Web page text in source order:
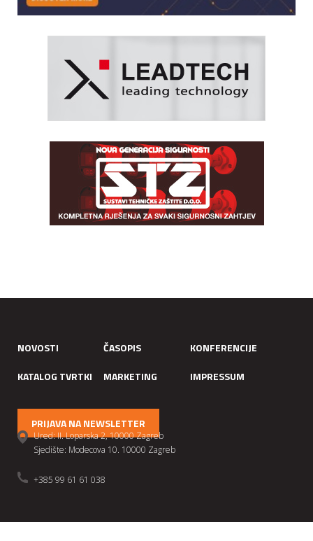
NOVOSTI ČASOPIS
KONFERENCIJE
KATALOG TVRTKI
MARKETING IMPRESSUM
PRIJAVA NA NEWSLETTER
Ured: II. Loparska 2, 10000 Zagreb
Sjedište: Modecova 10. 10000 Zagreb
+385 99 61 61 038